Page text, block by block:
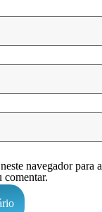
navegador para a
comentar.